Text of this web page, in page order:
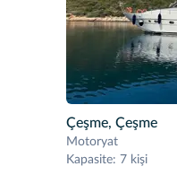
Çeşme, Çeşme
Motoryat
Kapasite: 7 kişi